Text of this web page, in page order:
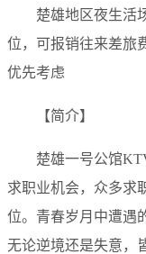
楚雄地区夜生活
位，可报销往来差旅
优先考虑
【简介】
楚雄一号公馆
求职业机会，众多求
位。青春岁月中遭遇
无论逆境还是失意，